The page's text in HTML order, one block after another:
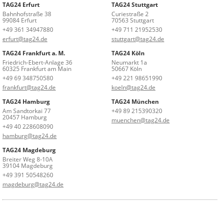
TAG24 Erfurt
Bahnhofstraße 38
99084 Erfurt
+49 361 34947880
erfurt@tag24.de
TAG24 Stuttgart
Curiestraße 2
70563 Stuttgart
+49 711 21952530
stuttgart@tag24.de
TAG24 Frankfurt a. M.
Friedrich-Ebert-Anlage 36
60325 Frankfurt am Main
+49 69 348750580
frankfurt@tag24.de
TAG24 Köln
Neumarkt 1a
50667 Köln
+49 221 98651990
koeln@tag24.de
TAG24 Hamburg
Am Sandtorkai 77
20457 Hamburg
+49 40 228608090
hamburg@tag24.de
TAG24 München
+49 89 215390320
muenchen@tag24.de
TAG24 Magdeburg
Breiter Weg 8-10A
39104 Magdeburg
+49 391 50548260
magdeburg@tag24.de